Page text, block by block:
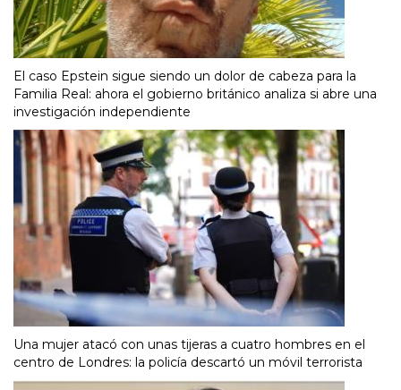
El caso Epstein sigue siendo un dolor de cabeza para la
Familia Real: ahora el gobierno británico analiza si abre una
investigación independiente
Una mujer atacó con unas tijeras a cuatro hombres en el
centro de Londres: la policía descartó un móvil terrorista